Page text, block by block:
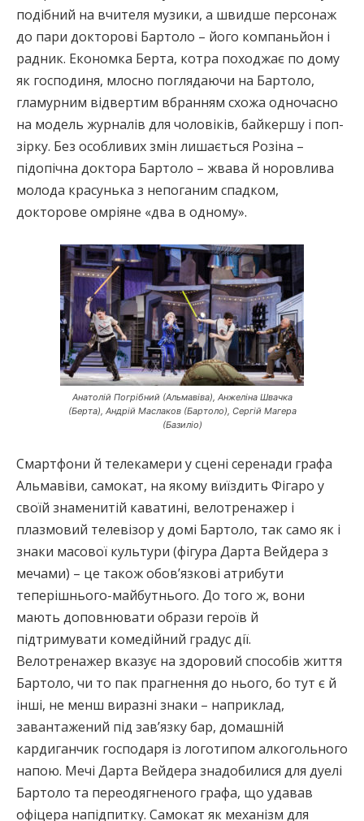
подібний на вчителя музики, а швидше персонаж
до пари докторові Бартоло – його компаньйон і
радник. Економка Берта, котра походжає по дому
як господиня, млосно поглядаючи на Бартоло,
гламурним відвертим вбранням схожа одночасно
на модель журналів для чоловіків, байкершу і поп-
зірку. Без особливих змін лишається Розіна –
підопічна доктора Бартоло – жвава й норовлива
молода красунька з непоганим спадком,
докторове омріяне «два в одному».
Анатолій Погрібний (Альмавіва), Анжеліна Швачка
(Берта), Андрій Маслаков (Бартоло), Сергій Магера
(Базиліо)
Смартфони й телекамери у сцені серенади графа
Альмавіви, самокат, на якому виїздить Фігаро у
своїй знаменитій каватині, велотренажер і
плазмовий телевізор у домі Бартоло, так само як і
знаки масової культури (фігура Дарта Вейдера з
мечами) – це також обов’язкові атрибути
теперішнього-майбутнього. До того ж, вони
мають доповнювати образи героїв й
підтримувати комедійний градус дії.
Велотренажер вказує на здоровий способів життя
Бартоло, чи то пак прагнення до нього, бо тут є й
інші, не менш виразні знаки – наприклад,
завантажений під зав’язку бар, домашній
кардиганчик господаря із логотипом алкогольного
напою. Мечі Дарта Вейдера знадобилися для дуелі
Бартоло та переодягненого графа, що удавав
офіцера напідпитку. Самокат як механізм для